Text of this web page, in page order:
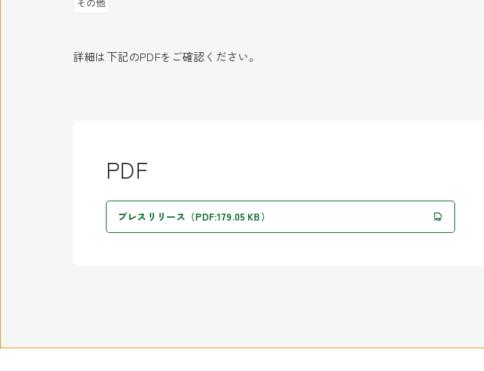
その他
詳細は下記のPDFをご確認ください。
PDF
プレスリリース（PDF:179.05 KB）